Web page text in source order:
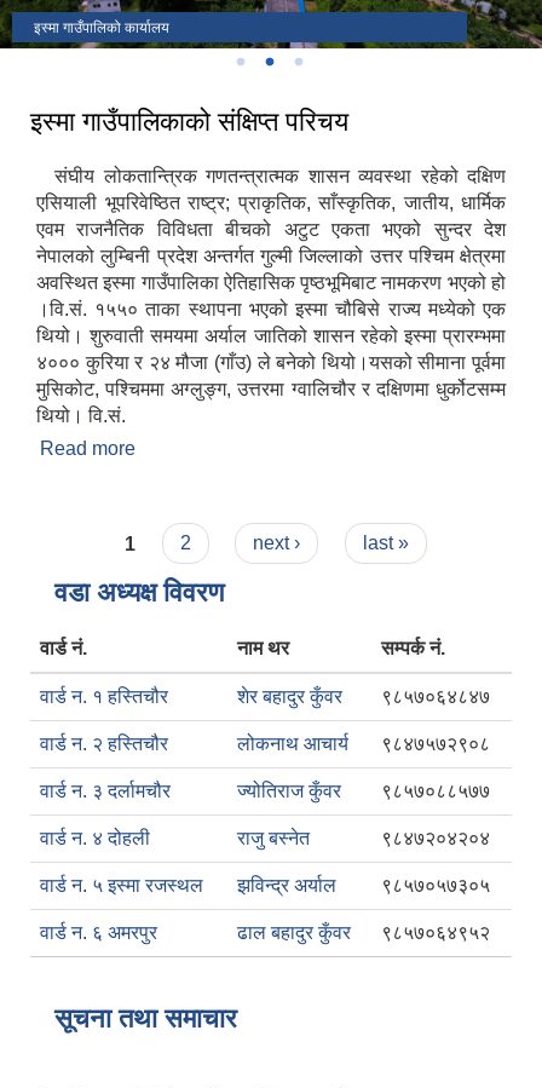
नवनिर्मित ऐतिहासिक इस्मा कोट
इस्मा गाउँपालिको कार्यालय
चापटारी फाट
इस्मा गाउँपालिकाको संक्षिप्त परिचय
संघीय लोकतान्त्रिक गणतन्त्रात्मक शासन व्यवस्था रहेको दक्षिण
एसियाली भूपरिवेष्ठित राष्ट्र; प्राकृतिक, साँस्कृतिक, जातीय, धार्मिक
एवम राजनैतिक विविधता बीचको अटुट एकता भएको सुन्दर देश
नेपालको लुम्बिनी प्रदेश अन्तर्गत गुल्मी जिल्लाको उत्तर पश्चिम क्षेत्रमा
अवस्थित इस्मा गाउँपालिका ऐतिहासिक पृष्ठभूमिबाट नामकरण भएको हो
।वि.सं. १५५० ताका स्थापना भएको इस्मा चौबिसे राज्य मध्येको एक
थियो। शुरुवाती समयमा अर्याल जातिको शासन रहेको इस्मा प्रारम्भमा
४००० कुरिया र २४ मौजा (गाँउ) ले बनेको थियो।यसको सीमाना पूर्वमा
मुसिकोट, पश्चिममा अग्लुङ्ग, उत्तरमा ग्वालिचौर र दक्षिणमा धुर्कोटसम्म
थियो। वि.सं.
Read more
Pages
1 2 next › last »
वडा अध्यक्ष विवरण
वार्ड नं. नाम थर सम्पर्क नं.
वार्ड न. १ हस्तिचौर शेर बहादुर कुँवर ९८५७०६४८४७
वार्ड न. २ हस्तिचौर लोकनाथ आचार्य ९८४७५७२९०८
वार्ड न. ३ दर्लामचौर ज्योतिराज कुँवर ९८५७०८८५७७
वार्ड न. ४ दोहली राजु बस्नेत ९८४७२०४२०४
वार्ड न. ५ इस्मा रजस्थल झविन्द्र अर्याल ९८५७०५७३०५
वार्ड न. ६ अमरपुर ढाल बहादुर कुँवर ९८५७०६४९५२
सूचना तथा समाचार